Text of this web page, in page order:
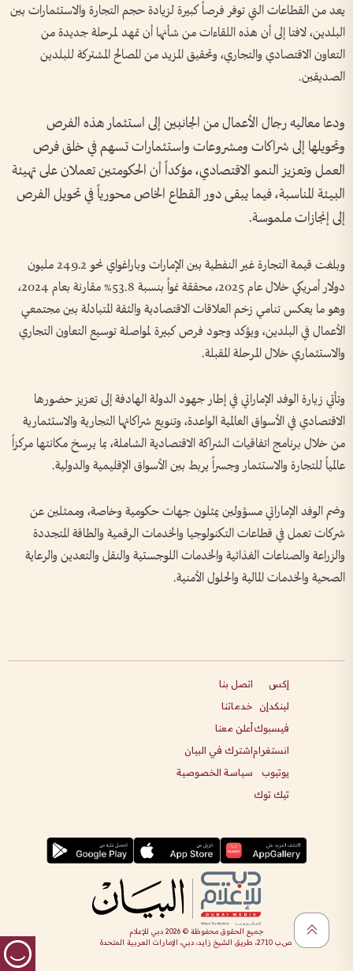
يعد من القطاعات التي توفر فرصاً كبيرة لزيادة حجم التجارة والاستثمارات بين
البلدين، لافتا إلى أن هذه اللقاءات من شأنها أن تمهد لمرحلة جديدة من
التعاون الاقتصادي والتجاري، وتحقيق المزيد من المصالح المشتركة للبلدين
الصديقين.
ودعا معاليه رجال الأعمال من الجانبين إلى استثمار هذه الفرص
وتحويلها إلى شراكات ومشروعات واستثمارات تسهم في خلق فرص
العمل وتعزيز النمو الاقتصادي، مؤكداً أن الحكومتين تعملان على تهيئة
البيئة المناسبة، فيما يبقى دور القطاع الخاص محورياً في تحويل الفرص
إلى إنجازات ملموسة.
وبلغت قيمة التجارة غير النفطية بين الإمارات وباراغواي نحو 249.2 مليون
دولار أمريكي خلال عام 2025، محققة نمواً بنسبة 53.8% مقارنة بعام 2024،
وهو ما يعكس تنامي زخم العلاقات الاقتصادية والثقة المتبادلة بين مجتمعي
الأعمال في البلدين، ويؤكد وجود فرص كبيرة لمواصلة توسيع التعاون التجاري
والاستثماري خلال المرحلة المقبلة.
وتأتي زيارة الوفد الإماراتي في إطار جهود الدولة الهادفة إلى تعزيز حضورها
الاقتصادي في الأسواق العالمية الواعدة، وتنويع شراكاتها التجارية والاستثمارية
من خلال برنامج اتفاقيات الشراكة الاقتصادية الشاملة، بما يرسخ مكانتها مركزاً
عالمياً للتجارة والاستثمار وجسراً يربط بين الأسواق الإقليمية والدولية.
وضم الوفد الإماراتي مسؤولين يمثلون جهات حكومية وخاصة، وممثلين عن
شركات تعمل في قطاعات التكنولوجيا والخدمات الرقمية والطاقة المتجددة
والزراعة والصناعات الغذائية والخدمات اللوجستية والنقل والتعدين والرعاية
الصحية والخدمات المالية والحلول الأمنية.
إكس
لينكدإن
فيسبوك
انستغرام
يوتيوب
تيك توك
اتصل بنا
خدماتنا
أعلن معنا
اشترك في البيان
سياسة الخصوصية
جميع الحقوق محفوظة ©2026 دبي للإعلام
ص.ب 2710، طريق الشيخ زايد، دبي، الإمارات العربية المتحدة